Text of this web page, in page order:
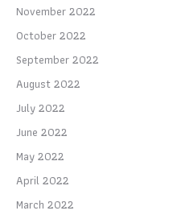
November 2022
October 2022
September 2022
August 2022
July 2022
June 2022
May 2022
April 2022
March 2022